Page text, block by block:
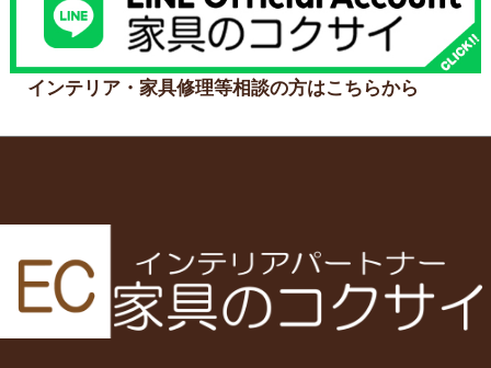
インテリア・家具修理等相談の方はこちらから